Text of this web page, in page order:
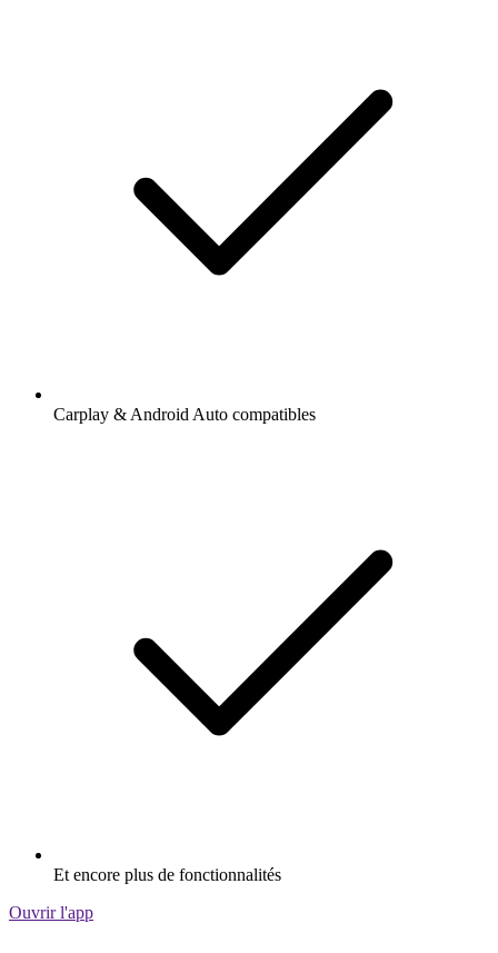
Carplay & Android Auto compatibles
Et encore plus de fonctionnalités
Ouvrir l'app